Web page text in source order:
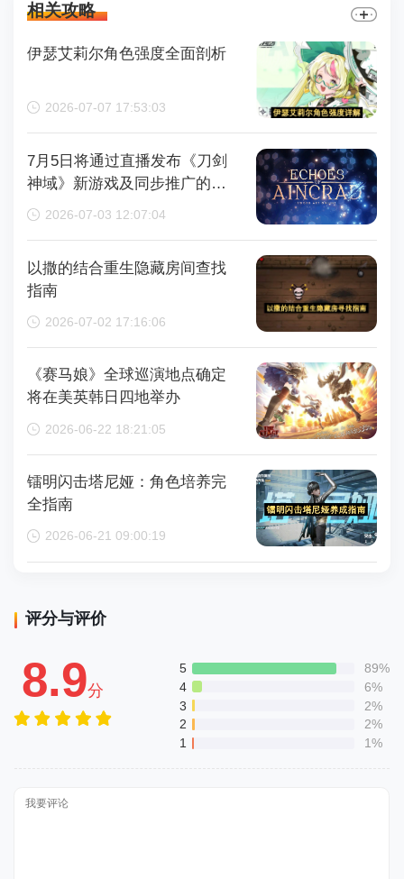
相关攻略
伊瑟艾莉尔角色强度全面剖析
2026-07-07 17:53:03
7月5日将通过直播发布《刀剑
神域》新游戏及同步推广的动
画内容，整场直播时长为110分
2026-07-03 12:07:04
以撒的结合重生隐藏房间查找
指南
2026-07-02 17:16:06
《赛马娘》全球巡演地点确定
将在美英韩日四地举办
2026-06-22 18:21:05
镭明闪击塔尼娅：角色培养完
全指南
2026-06-21 09:00:19
评分与评价
8.9分
5
89%
4
6%
3
2%
2
2%
1
1%